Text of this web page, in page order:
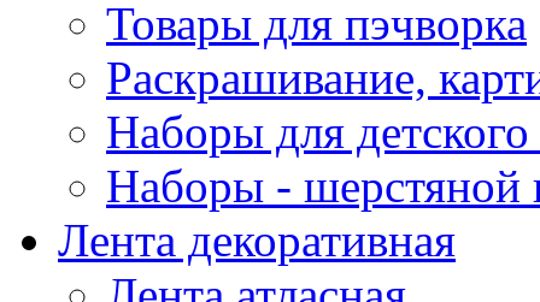
Товары для пэчворка
Раскрашивание,
Наборы для
Наборы - шерстяной
Лента декоративная